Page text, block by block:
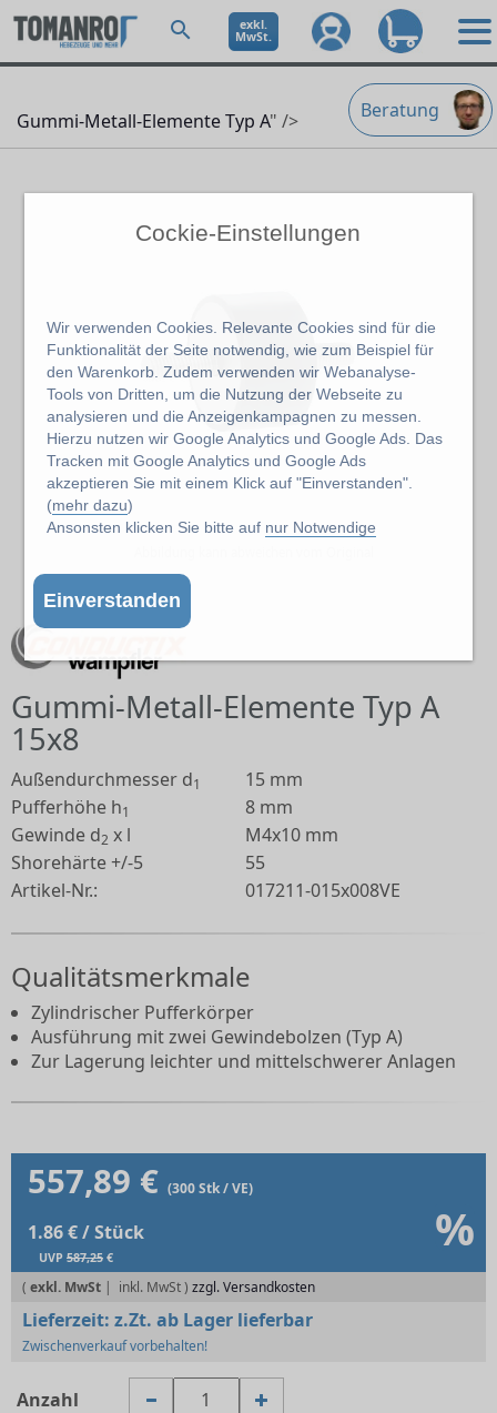
Cockie-Einstellungen
Wir verwenden Cookies. Relevante Cookies sind für die
Funktionalität der Seite notwendig, wie zum Beispiel für
den Warenkorb. Zudem verwenden wir Webanalyse-
Tools von Dritten, um die Nutzung der Webseite zu
analysieren und die Anzeigenkampagnen zu messen.
Hierzu nutzen wir Google Analytics und Google Ads. Das
Tracken mit Google Analytics und Google Ads
akzeptieren Sie mit einem Klick auf "Einverstanden".
(mehr dazu)
Ansonsten klicken Sie bitte auf nur Notwendige
Einverstanden
exkl.
MwSt.
Beratung
Gummi-Metall-Elemente Typ A" />
Gummi-Metall-Elemente Typ A
15x8
Außendurchmesser d1
15 mm
Pufferhöhe h1
8 mm
Gewinde d2 x l
M4x10 mm
Shorehärte +/-5
55
Artikel-Nr.:
017211-015x008VE
Qualitätsmerkmale
Zylindrischer Pufferkörper
Ausführung mit zwei Gewindebolzen (Typ A)
Zur Lagerung leichter und mittelschwerer Anlagen
557,89 € (300 Stk / VE)
1.86 € / Stück %
UVP 587,25 €
( exkl. MwSt | zzgl. Versandkosten
Lieferzeit: z.Zt. ab Lager lieferbar
Zwischenverkauf vorbehalten!
Anzahl